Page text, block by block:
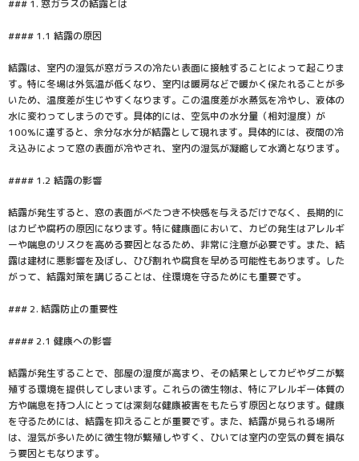
### 1. 窓ガラスの結露とは
#### 1.1 結露の原因
結露は、室内の湿気が窓ガラスの冷たい表面に接触することによって起こりま
す。特に冬場は外気温が低くなり、室内は暖房などで暖かく保たれることが多
いため、温度差が生じやすくなります。この温度差が水蒸気を冷やし、液体の
水に変わってしまうのです。具体的には、空気中の水分量（相対湿度）が
100%に達すると、余分な水分が結露として現れます。具体的には、夜間の冷
え込みによって窓の表面が冷やされ、室内の湿気が凝縮して水滴となります。
#### 1.2 結露の影響
結露が発生すると、窓の表面がべたつき不快感を与えるだけでなく、長期的に
はカビや腐朽の原因になります。特に健康面において、カビの発生はアレルギ
ーや喘息のリスクを高める要因となるため、非常に注意が必要です。また、結
露は建材に悪影響を及ぼし、ひび割れや腐食を早める可能性もあります。した
がって、結露対策を講じることは、住環境を守るためにも重要です。
### 2. 結露防止の重要性
#### 2.1 健康への影響
結露が発生することで、部屋の湿度が高まり、その結果としてカビやダニが繁
殖する環境を提供してしまいます。これらの微生物は、特にアレルギー体質の
方や喘息を持つ人にとっては深刻な健康被害をもたらす原因となります。健康
を守るためには、結露を抑えることが重要です。また、結露が見られる場所
は、湿気が多いために微生物が繁殖しやすく、ひいては室内の空気の質を損な
う要因ともなります。